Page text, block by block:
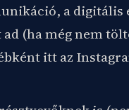
a digitális
(ha még nem
itt az